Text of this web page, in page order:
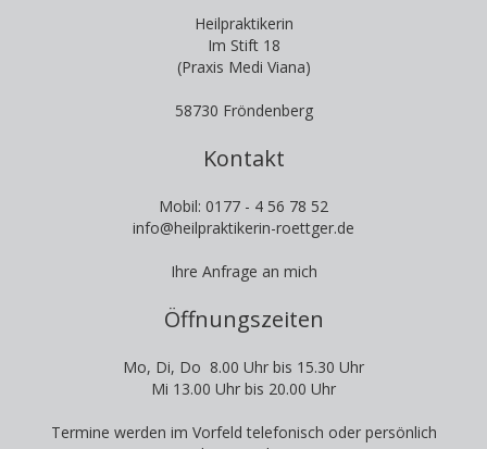
Heilpraktikerin
Im Stift 18
(Praxis Medi Viana)
58730 Fröndenberg
Kontakt
Mobil: 0177 - 4 56 78 52
info@heilpraktikerin-roettger.de
Ihre Anfrage an mich
Öffnungszeiten
Mo, Di, Do 8.00 Uhr bis 15.30 Uhr
Mi 13.00 Uhr bis 20.00 Uhr
Termine werden im Vorfeld telefonisch oder persönlich